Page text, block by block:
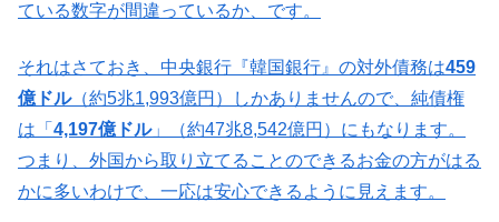
ている数字が間違っているか、です。
それはさておき、中央銀行『韓国銀行』の対外債務は459
億ドル（約5兆1,993億円）しかありませんので、純債権
は「 4,197億ドル」（約47兆8,542億円）にもなります。
つまり、外国から取り立てることのできるお金の方がはる
かに多いわけで、一応は安心できるように見えます。